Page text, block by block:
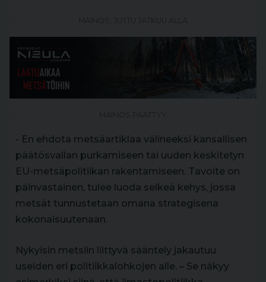
- En ehdota metsäartiklaa välineeksi kansallisen
päätösvallan purkamiseen tai uuden keskitetyn
EU-metsäpolitiikan rakentamiseen. Tavoite on
päinvastainen, tulee luoda selkeä kehys, jossa
metsät tunnustetaan omana strategisena
kokonaisuutenaan.
Nykyisin metsiin liittyvä sääntely jakautuu
useiden eri politiikkalohkojen alle. – Se näkyy